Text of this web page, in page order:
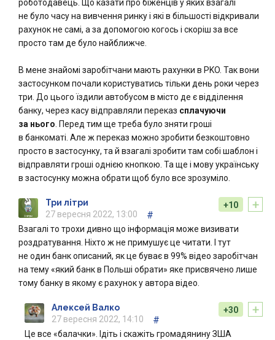
роботодавець. Що казати про біженців у яких взагалі
не було часу на вивчення ринку і які в більшості відкривали
рахунок не самі, а за допомогою когось і скоріш за все
просто там де було найближче.
В мене знайомі заробітчани мають рахунки в PKO. Так вони
застосунком почали користуватись тільки день роки через
три. До цього їздили автобусом в місто де є відділення
банку, через касу відправляли переказ сплачуючи
за нього. Перед тим ще треба було зняти гроші
в банкоматі. Але ж переказ можно зробити безкоштовно
просто в застосунку, та й взагалі зробити там собі шаблон і
відправляти гроші однією кнопкою. Та ще і мову українську
в застосунку можна обрати щоб було все зрозуміло.
+
+10
Три літри
27 вересня 2022, 13:00
#
Взагалі то трохи дивно що інформація може визивати
роздратування. Ніхто ж не примушує це читати. І тут
не один банк описаний, як це буває в 99% відео заробітчан
на тему «який банк в Польші обрати» яке присвячено лише
тому банку в якому є рахунок у автора відео.
+
+30
Алексей Валко
27 вересня 2022, 14:10
#
Це все «балачки». Ідіть і скажіть громадянину ЗША